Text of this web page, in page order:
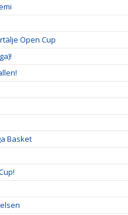
Open Cup
Basket